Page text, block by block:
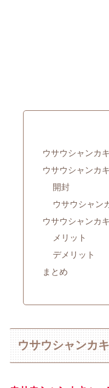
ウサウシャンカ
ウサウシャンカ
開封
ウサウシャン
ウサウシャンカ
メリット
デメリット
まとめ
ウサウシャンカ